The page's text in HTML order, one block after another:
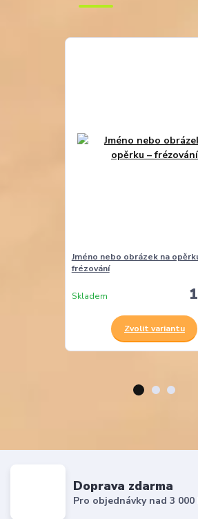
Jméno nebo obrázek na
frézování
Skladem
Zvolit variantu
Doprava zdarma
Pro objednávky nad 3 000